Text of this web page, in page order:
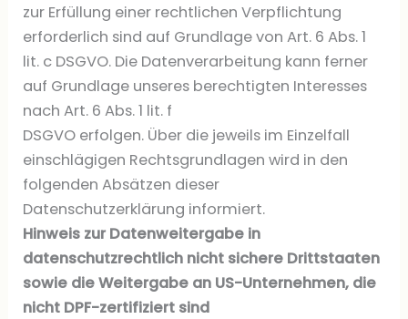
zur Erfüllung einer rechtlichen Verpflichtung
erforderlich sind auf Grundlage von Art. 6 Abs. 1
lit. c DSGVO. Die Datenverarbeitung kann ferner
auf Grundlage unseres berechtigten Interesses
nach Art. 6 Abs. 1 lit. f
DSGVO erfolgen. Über die jeweils im Einzelfall
einschlägigen Rechtsgrundlagen wird in den
folgenden Absätzen dieser
Datenschutzerklärung informiert.
Hinweis zur Datenweitergabe in
datenschutzrechtlich nicht sichere Drittstaaten
sowie die Weitergabe an US-Unternehmen, die
nicht DPF-zertifiziert sind